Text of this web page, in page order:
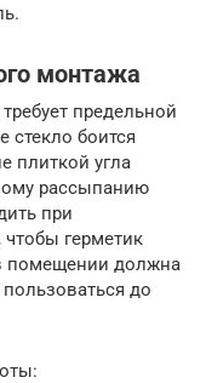
монтажа
предельной
стекло боится
плиткой угла
рассыпанию
при
чтобы герметик
помещении должна
до